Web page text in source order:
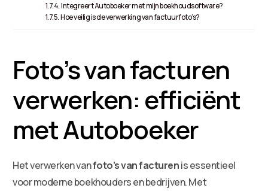
Integreert Autoboeker met mijn boekhoudsoftware?
Hoe veilig is de verwerking van factuurfoto’s?
Foto’s van facturen
verwerken: efficiënt
met Autoboeker
Het verwerken vanfoto’s van facturenis essentieel
voor moderne boekhouders en bedrijven. Met